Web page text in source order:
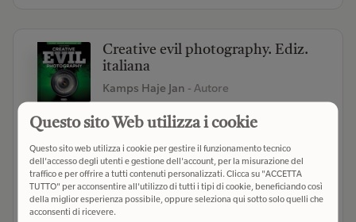
Creative evil photography. Ediz.
italiana
Kamps Haje Jan - Autore
€ 19,95 Verifica disponibilità
Questo sito Web utilizza i cookie
Questo sito web utilizza i cookie per gestire il funzionamento tecnico
dell'accesso degli utenti e gestione dell'account, per la misurazione del
traffico e per offrire a tutti contenuti personalizzati. Clicca su "ACCETTA
TUTTO" per acconsentire all'utilizzo di tutti i tipi di cookie, beneficiando così
della miglior esperienza possibile, oppure seleziona qui sotto solo quelli che
acconsenti di ricevere.